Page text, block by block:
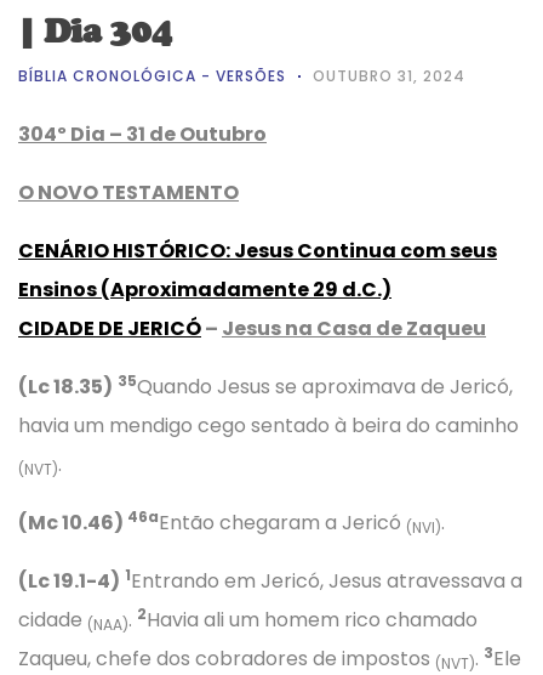
| Dia 304
BÍBLIA CRONOLÓGICA - VERSÕES OUTUBRO 31, 2024
304º Dia – 31 de Outubro
O NOVO TESTAMENTO
CENÁRIO HISTÓRICO:Jesus Continua com seus
Ensinos(Aproximadamente29 d.C.)
CIDADE DE JERICÓ– Jesus na Casa de Zaqueu
(Lc 18.35) 35Quando Jesus se aproximava de Jericó,
havia um mendigo cego sentado à beira do caminho
(NVT).
(Mc 10.46) 46aEntão chegaram a Jericó (NVI).
(Lc 19.1-4) 1Entrando em Jericó, Jesus atravessava a
cidade (NAA). 2Havia ali um homem rico chamado
Zaqueu, chefe dos cobradores de impostos (NVT). 3Ele